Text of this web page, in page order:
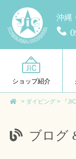
沖縄
ショップ紹介
> ダイビング > 『
ブログ